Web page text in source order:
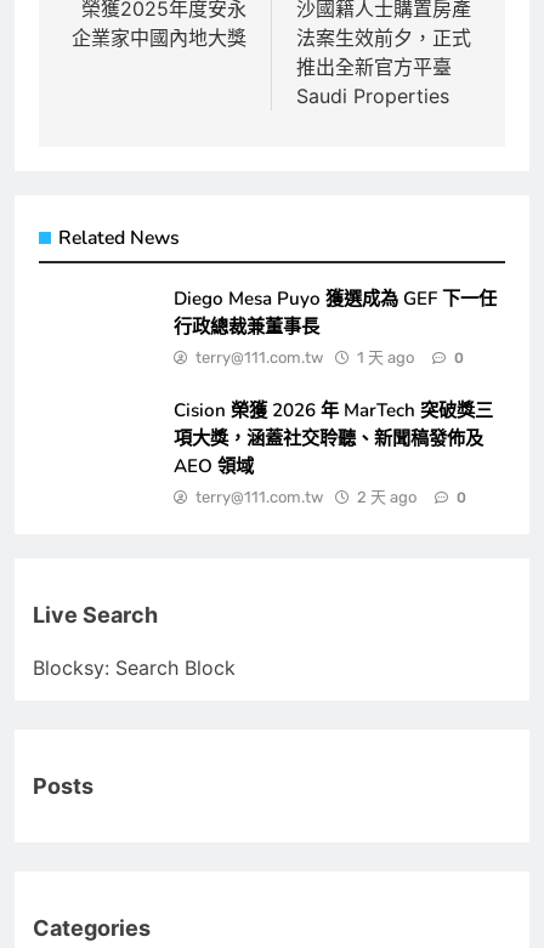
導
榮獲2025年度安永
企業家中國內地大獎
沙國籍人士購置房產
法案生效前夕，正式
推出全新官方平臺
Saudi Properties
Related News
Diego Mesa Puyo 獲選成為 GEF 下一任
行政總裁兼董事長
terry@111.com.tw 1 天 ago 0
Cision 榮獲 2026 年 MarTech 突破獎三
項大獎，涵蓋社交聆聽、新聞稿發佈及
AEO 領域
terry@111.com.tw 2 天 ago 0
Live Search
Blocksy: Search Block
Posts
Categories